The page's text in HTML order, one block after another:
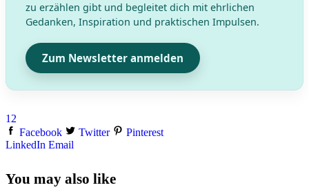
zu erzählen gibt und begleitet dich mit ehrlichen
Gedanken, Inspiration und praktischen Impulsen.
Zum Newsletter anmelden
12
Facebook
Twitter
Pinterest
LinkedIn Email
You may also like